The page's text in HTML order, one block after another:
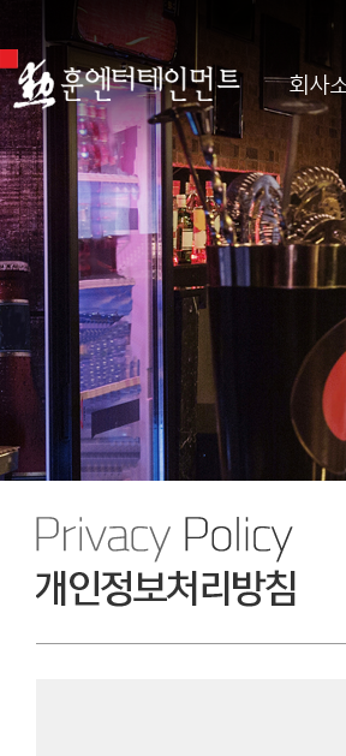
회사